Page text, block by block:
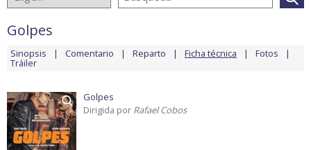
Golpes
Sinopsis Comentario Reparto Ficha técnica Fotos
Tráiler
Golpes
Dirigida por Rafael Cobos